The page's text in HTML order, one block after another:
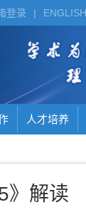
ENGLISH
|
登录
人才培养
》解读